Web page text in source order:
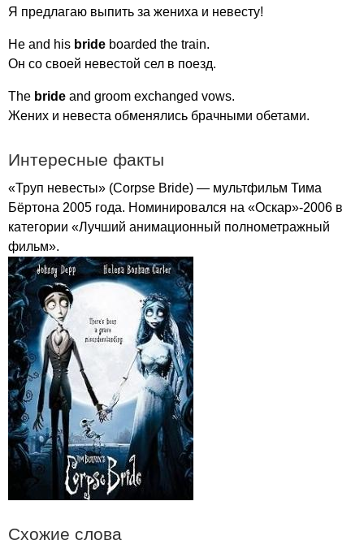
Я предлагаю выпить за жениха и невесту!
He and his bride boarded the train.
Он со своей невестой сел в поезд.
The bride and groom exchanged vows.
Жених и невеста обменялись брачными обетами.
Интересные факты
«Труп невесты» (Corpse Bride) — мультфильм Тима
Бёртона 2005 года. Номинировался на «Оскар»-2006 в
категории «Лучший анимационный полнометражный
фильм».
Схожие слова